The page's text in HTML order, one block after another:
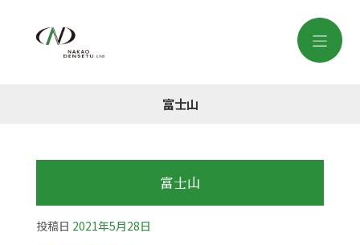
富士山
富士山
投稿日 2021年5月28日